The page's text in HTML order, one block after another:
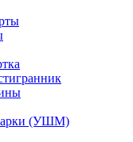
(УШМ)